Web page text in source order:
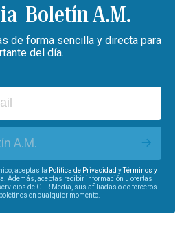
Boletín A.M.
de forma sencilla y directa para
del día.
A.M.
aceptas la Política de Privacidad yTérminos y
Además, aceptas recibir información u ofertas
de GFR Media, sus afiliadas o de terceros.
en cualquier momento.